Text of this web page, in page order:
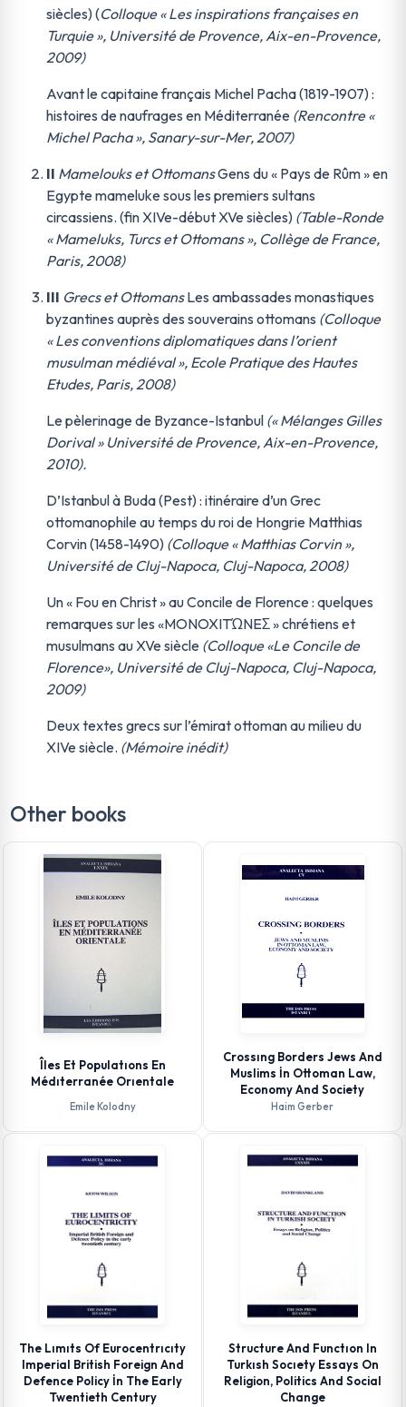
siècles) (Colloque « Les inspirations françaises en
Turquie », Université de Provence, Aix-en-Provence,
2009)
Avant le capitaine français Michel Pacha (1819-1907) :
histoires de naufrages en Méditerranée (Rencontre «
Michel Pacha », Sanary-sur-Mer, 2007)
II Mamelouks et OttomansGens du « Pays de Rûm » en
Egypte mameluke sous les premiers sultans
circassiens. (fin XIVe-début XVe siècles) (Table-Ronde
« Mameluks, Turcs et Ottomans », Collège de France,
Paris, 2008)
III Grecs et OttomansLes ambassades monastiques
byzantines auprès des souverains ottomans (Colloque
« Les conventions diplomatiques dans l’orient
musulman médiéval », Ecole Pratique des Hautes
Etudes, Paris, 2008)
Le pèlerinage de Byzance-Istanbul (« Mélanges Gilles
Dorival » Université de Provence, Aix-en-Provence,
2010).
D’Istanbul à Buda (Pest) : itinéraire d’un Grec
ottomanophile au temps du roi de Hongrie Matthias
Corvin (1458-1490) (Colloque « Matthias Corvin »,
Université de Cluj-Napoca, Cluj-Napoca, 2008)
Un « Fou en Christ » au Concile de Florence : quelques
remarques sur les «MONOXITΏNEΣ » chrétiens et
musulmans au XVe siècle (Colloque «Le Concile de
Florence», Université de Cluj-Napoca, Cluj-Napoca,
2009)
Deux textes grecs sur l’émirat ottoman au milieu du
XIVe siècle. (Mémoire inédit)
Other books
Îles Et Populatıons En
Médıterranée Orıentale
Emile Kolodny
Crossıng Borders Jews And
Muslims İn Ottoman Law,
Economy And Society
Haim Gerber
The Lımıts Of Eurocentrıcıty
Imperial British Foreign And
Defence Policy İn The Early
Twentieth Century
Structure And Functıon In
Turkısh Socıety Essays On
Religion, Politics And Social
Change